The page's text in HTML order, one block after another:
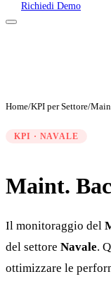
Richiedi Demo
Home/KPI per Settore/
KPI · NAVALE
Maint.
Il monitoraggio del
del settore Navale.
ottimizzare le